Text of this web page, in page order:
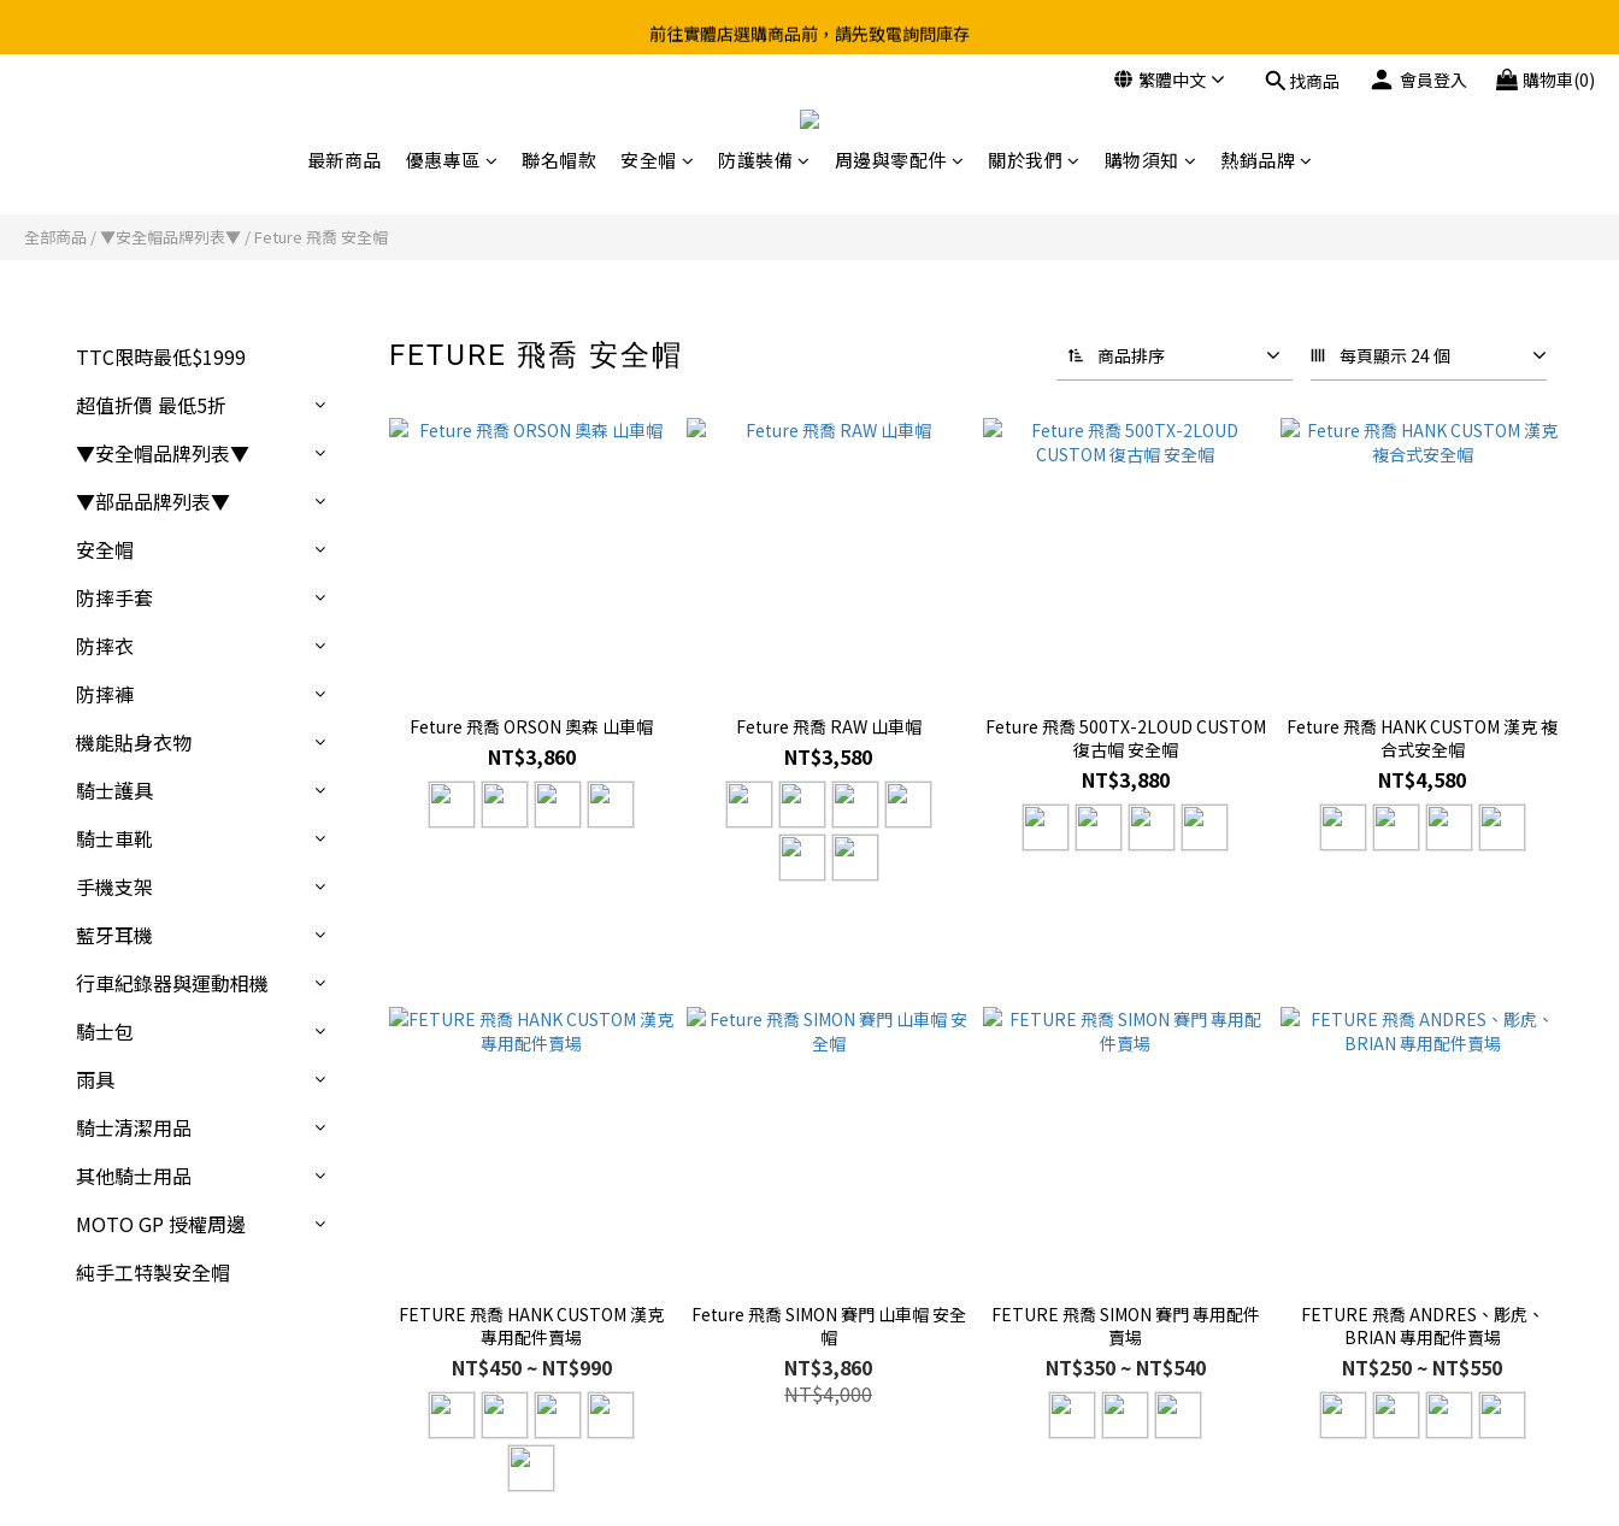
超取滿199、宅配滿490 享免運優惠
前往實體店選購商品前，請先致電詢問庫存
繁體中文 找商品 會員登入 購物車(0)
最新商品 優惠專區 聯名帽款 安全帽 防護裝備 周邊與零配件 關於我們 購物須知 熱銷品牌
全部商品 /▼安全帽品牌列表▼ / Feture 飛喬 安全帽
TTC限時最低$1999
超值折價 最低5折
▼安全帽品牌列表▼
▼部品品牌列表▼
安全帽
防摔手套
防摔衣
防摔褲
機能貼身衣物
騎士護具
騎士車靴
手機支架
藍牙耳機
行車紀錄器與運動相機
騎士包
雨具
騎士清潔用品
其他騎士用品
MOTO GP 授權周邊
純手工特製安全帽
FETURE 飛喬 安全帽 商品排序 每頁顯示 24 個
Feture 飛喬 ORSON 奧森 山車帽
NT$3,860
Feture 飛喬 RAW 山車帽
NT$3,580
Feture 飛喬 500TX-2LOUD CUSTOM
復古帽 安全帽
NT$3,880
Feture 飛喬 HANK CUSTOM 漢克 複
合式安全帽
NT$4,580
FETURE 飛喬 HANK CUSTOM 漢克
專用配件賣場
NT$450 ~ NT$990
Feture 飛喬 SIMON 賽門 山車帽 安全
帽
NT$3,860
NT$4,000
FETURE 飛喬 SIMON 賽門 專用配件
賣場
NT$350 ~ NT$540
FETURE 飛喬 ANDRES、彫虎、
BRIAN 專用配件賣場
NT$250 ~ NT$550